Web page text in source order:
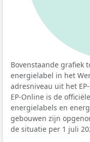
Bovenstaande grafiek
energielabel in het
adresniveau uit het
EP-Online is de
energielabels en
gebouwen zijn
de situatie per 1 juli